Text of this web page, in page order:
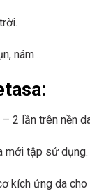
nám ..
2 lần trên nền
mới tập sử dụng.
kích ứng da